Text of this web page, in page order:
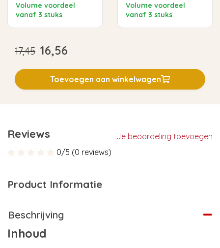
Volume voordeel
vanaf 3 stuks
Volume voordeel
vanaf 3 stuks
17,45 16,56
Toevoegen aan winkelwagen
Reviews
Je beoordeling toevoegen
0/5 (0 reviews)
Product Informatie
Beschrijving
Inhoud